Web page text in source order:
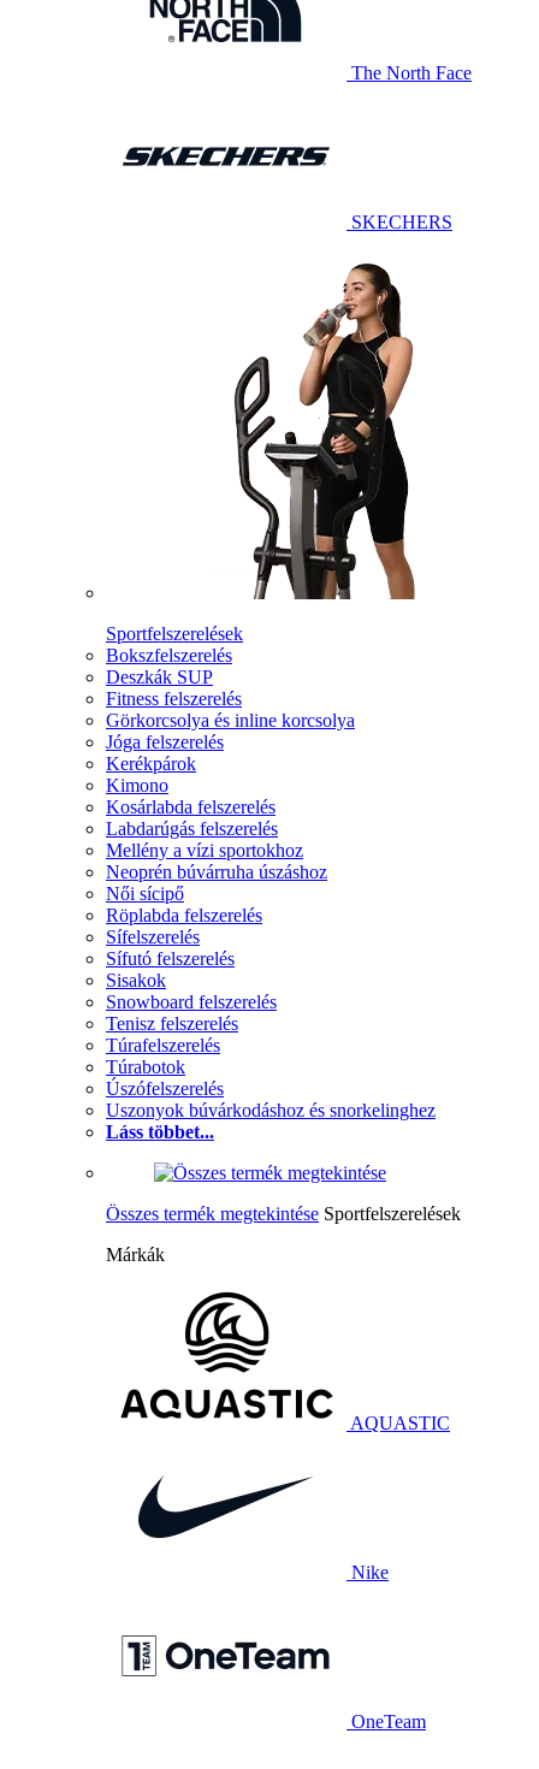
The North Face
SKECHERS
Sportfelszerelések
Bokszfelszerelés
Deszkák SUP
Fitness felszerelés
Görkorcsolya és inline korcsolya
Jóga felszerelés
Kerékpárok
Kimono
Kosárlabda felszerelés
Labdarúgás felszerelés
Mellény a vízi sportokhoz
Neoprén búvárruha úszáshoz
Női sícipő
Röplabda felszerelés
Sífelszerelés
Sífutó felszerelés
Sisakok
Snowboard felszerelés
Tenisz felszerelés
Túrafelszerelés
Túrabotok
Úszófelszerelés
Uszonyok búvárkodáshoz és snorkelinghez
Láss többet...
Összes termék megtekintése Sportfelszerelések
Márkák
AQUASTIC
Nike
OneTeam